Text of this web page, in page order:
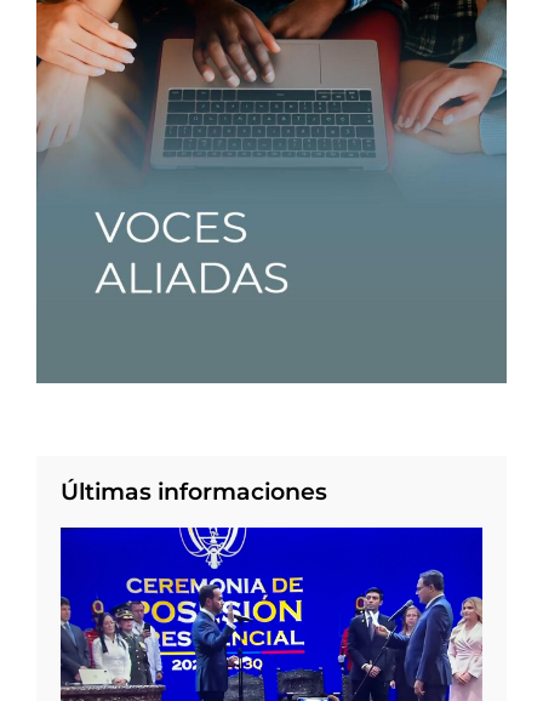
Últimas informaciones